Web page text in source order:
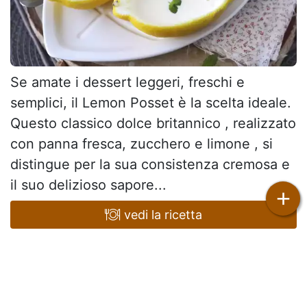
Se amate i dessert leggeri, freschi e
semplici, il Lemon Posset è la scelta ideale.
Questo classico dolce britannico , realizzato
con panna fresca, zucchero e limone , si
distingue per la sua consistenza cremosa e
il suo delizioso sapore...
vedi la ricetta
+